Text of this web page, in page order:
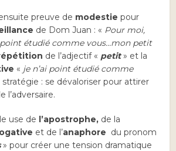
preuve de modestie pour
de Dom Juan : « Pour moi,
point étudié comme vous…mon petit
de l’adjectif « petit » et la
« je n’ai point étudié comme
stratégie : se dévaloriser pour attirer
l’adversaire.
use de l’apostrophe, de la
et de l’anaphore du pronom
» pour créer une tension dramatique